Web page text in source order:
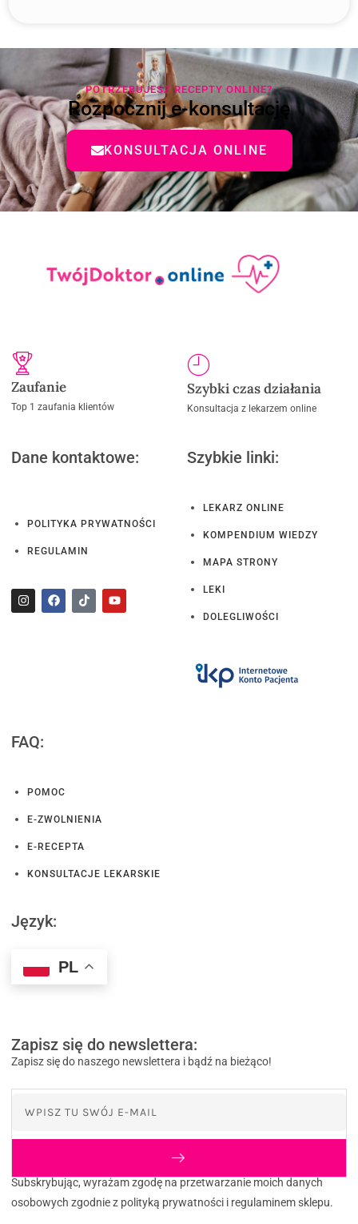
POTRZEBUJESZ RECEPTY ONLINE?
Rozpocznij e-konsultację
KONSULTACJA ONLINE
Zaufanie
Top 1 zaufania klientów
Szybki czas działania
Konsultacja z lekarzem online
Dane kontaktowe:
POLITYKA PRYWATNOŚCI
REGULAMIN
Szybkie linki:
LEKARZ ONLINE
KOMPENDIUM WIEDZY
MAPA STRONY
LEKI
DOLEGLIWOŚCI
FAQ:
POMOC
E-ZWOLNIENIA
E-RECEPTA
KONSULTACJE LEKARSKIE
Język:
PL
Zapisz się do newslettera:
Zapisz się do naszego newslettera i bądź na bieżąco!
Subskrybując, wyrażam zgodę na przetwarzanie moich danych
osobowych zgodnie z polityką prywatności i regulaminem sklepu.